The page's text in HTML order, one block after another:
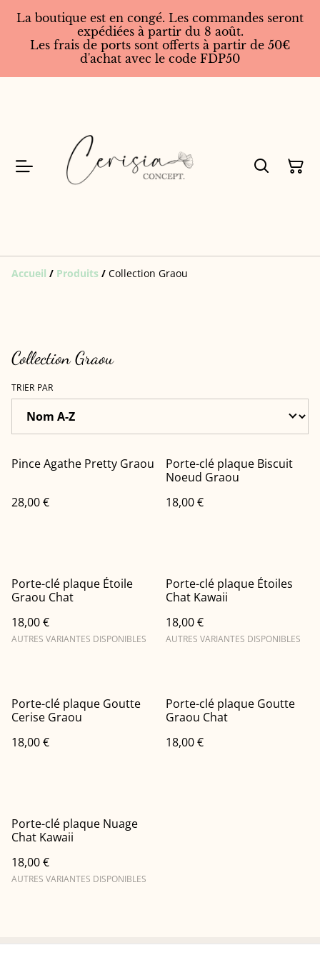
La boutique est en congé. Les commandes seront
expédiées à partir du 8 août.
Les frais de ports sont offerts à partir de 50€
d'achat avec le code FDP50
Accueil / Produits / Collection Graou
Collection Graou
TRIER PAR
Pince Agathe Pretty Graou
28,00 €
Porte-clé plaque Biscuit
Noeud Graou
18,00 €
Porte-clé plaque Étoile
Graou Chat
18,00 €
AUTRES VARIANTES DISPONIBLES
Porte-clé plaque Étoiles
Chat Kawaii
18,00 €
AUTRES VARIANTES DISPONIBLES
Porte-clé plaque Goutte
Cerise Graou
18,00 €
Porte-clé plaque Goutte
Graou Chat
18,00 €
Porte-clé plaque Nuage
Chat Kawaii
18,00 €
AUTRES VARIANTES DISPONIBLES